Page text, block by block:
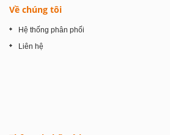
Về chúng tôi
Hệ thống phân phối
Liên hệ